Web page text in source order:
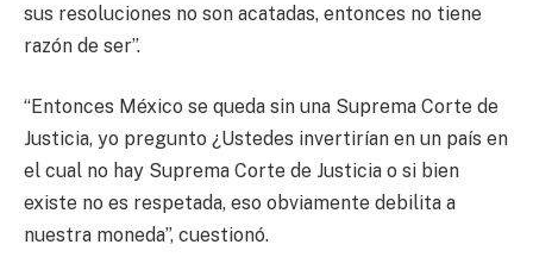
sus resoluciones no son acatadas, entonces no tiene
razón de ser”.
“Entonces México se queda sin una Suprema Corte de
Justicia, yo pregunto ¿Ustedes invertirían en un país en
el cual no hay Suprema Corte de Justicia o si bien
existe no es respetada, eso obviamente debilita a
nuestra moneda”, cuestionó.